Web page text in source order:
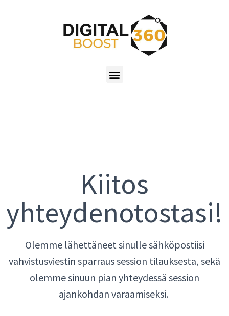
Kiitos
yhteydenotostasi!
Olemme lähettäneet sinulle sähköpostiisi
vahvistusviestin sparraus session tilauksesta, sekä
olemme sinuun pian yhteydessä session
ajankohdan varaamiseksi.